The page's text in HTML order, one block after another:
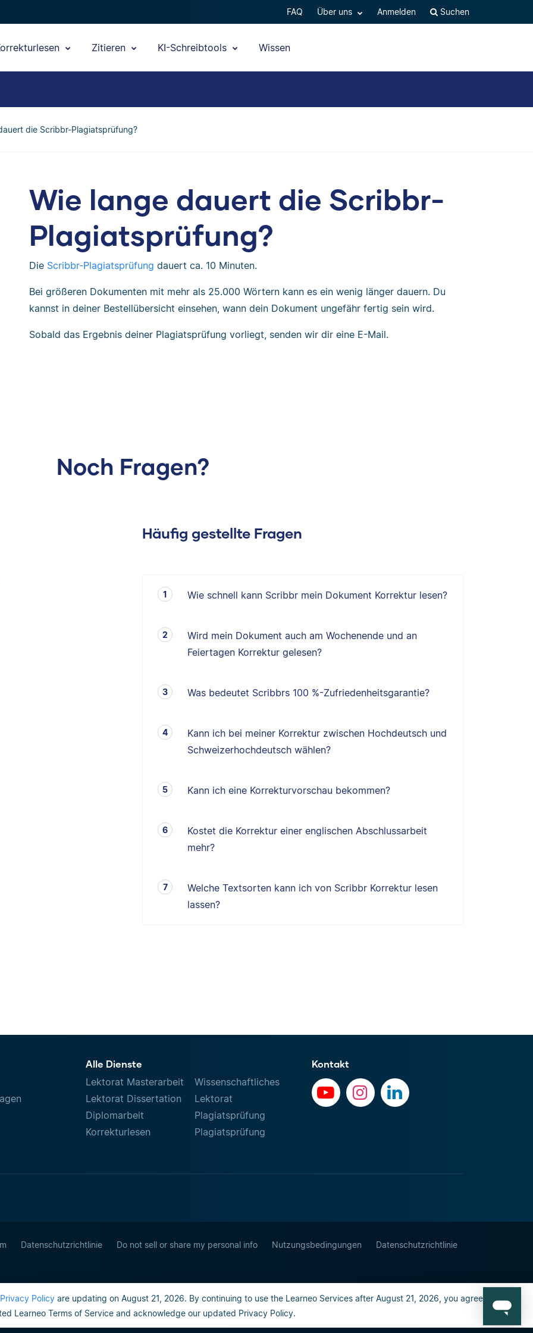
Privacy Policy are updating on August 21, 2026. By continuing to use the Learneo Services after August 21, 2026, you agree to the
Learneo Terms of Service and acknowledge our updated Privacy Policy.
FAQ Über uns Anmelden Suchen
Zitieren KI-Schreibtools Wissen
die Scribbr-Plagiatsprüfung?
Wie lange dauert die Scribbr-
Plagiatsprüfung?
Die Scribbr-Plagiatsprüfung dauert ca. 10 Minuten.
Bei größeren Dokumenten mit mehr als 25.000 Wörtern kann es ein wenig länger dauern. Du
kannst in deiner Bestellübersicht einsehen, wann dein Dokument ungefähr fertig sein wird.
Sobald das Ergebnis deiner Plagiatsprüfung vorliegt, senden wir dir eine E-Mail.
Noch Fragen?
Häufig gestellte Fragen
Wie schnell kann Scribbr mein Dokument Korrektur lesen?
Wird mein Dokument auch am Wochenende und an
Feiertagen Korrektur gelesen?
Was bedeutet Scribbrs 100 %-Zufriedenheitsgarantie?
Kann ich bei meiner Korrektur zwischen Hochdeutsch und
Schweizerhochdeutsch wählen?
Kann ich eine Korrekturvorschau bekommen?
Kostet die Korrektur einer englischen Abschlussarbeit
mehr?
Welche Textsorten kann ich von Scribbr Korrektur lesen
lassen?
Alle Dienste
Lektorat Masterarbeit
Lektorat Dissertation
Diplomarbeit
Korrekturlesen
Wissenschaftliches
Lektorat
Plagiatsprüfung
Plagiatsprüfung
Kontakt
Datenschutzrichtlinie Do not sell or share my personal info Nutzungsbedingungen Datenschutzrichtlinie